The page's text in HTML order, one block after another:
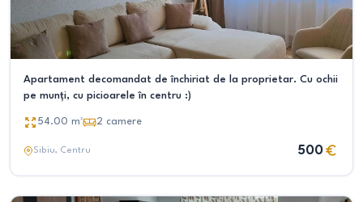
Apartament decomandat de închiriat de la proprietar. Cu ochii
pe munți, cu picioarele în centru :)
54.00 m² 2 camere
Sibiu, Centru 500